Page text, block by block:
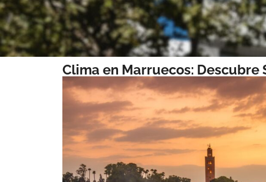
Clima en Marruecos: Descubre